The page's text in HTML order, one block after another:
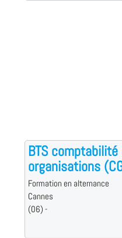
BTS
organisations
Formation en alternance
Cannes
(06) -